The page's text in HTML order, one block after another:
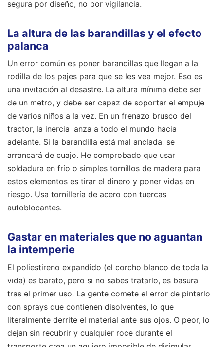
segura por diseño, no por vigilancia.
La altura de las barandillas y el efecto
palanca
Un error común es poner barandillas que llegan a la
rodilla de los pajes para que se les vea mejor. Eso es
una invitación al desastre. La altura mínima debe ser
de un metro, y debe ser capaz de soportar el empuje
de varios niños a la vez. En un frenazo brusco del
tractor, la inercia lanza a todo el mundo hacia
adelante. Si la barandilla está mal anclada, se
arrancará de cuajo. He comprobado que usar
soldadura en frío o simples tornillos de madera para
estos elementos es tirar el dinero y poner vidas en
riesgo. Usa tornillería de acero con tuercas
autoblocantes.
Gastar en materiales que no aguantan
la intemperie
El poliestireno expandido (el corcho blanco de toda la
vida) es barato, pero si no sabes tratarlo, es basura
tras el primer uso. La gente comete el error de pintarlo
con sprays que contienen disolventes, lo que
literalmente derrite el material ante sus ojos. O peor, lo
dejan sin recubrir y cualquier roce durante el